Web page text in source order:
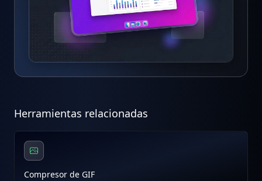
Herramientas relacionadas
Compresor de GIF